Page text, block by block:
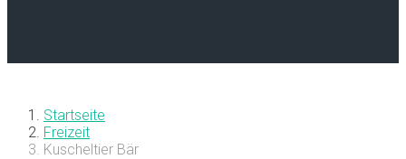
Startseite
Freizeit
Kuscheltier Bär